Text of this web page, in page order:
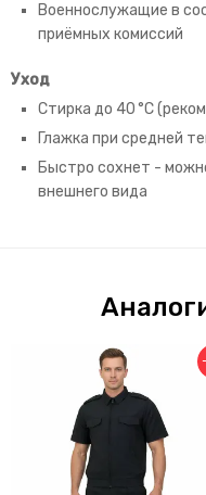
Военнослужащие в
приёмных комиссий
Уход
Стирка до 40 °C
Глажка при средней
Быстро сохнет -
внешнего вида